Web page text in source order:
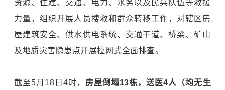
资源、住建、交通、电力、水务以及民兵队伍等救援
力量，组织开展人员搜救和群众转移工作，对辖区房
屋建筑安全、供水供电系统、交通干道、桥梁、矿山
及地质灾害隐患点开展拉网式全面排查。
截至5月18日4时， 房屋倒塌13栋，送医4人（均无生